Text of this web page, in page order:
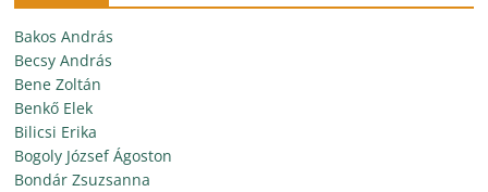
Bakos András
Becsy András
Bene Zoltán
Benkő Elek
Bilicsi Erika
Bogoly József Ágoston
Bondár Zsuzsanna